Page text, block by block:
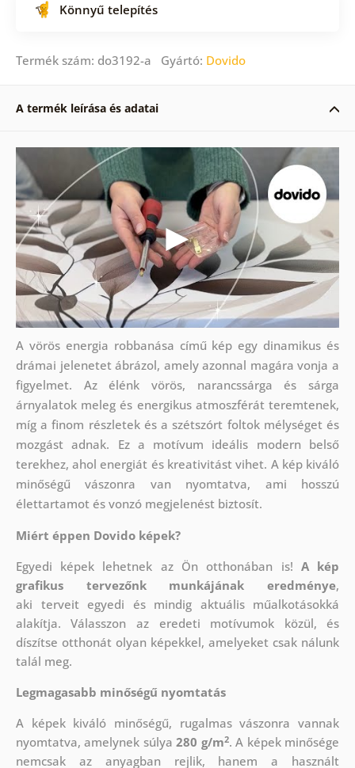
Könnyű telepítés
Termék szám: do3192-a Gyártó: Dovido
A termék leírása és adatai
A vörös energia robbanása című kép egy dinamikus és
drámai jelenetet ábrázol, amely azonnal magára vonja a
figyelmet. Az élénk vörös, narancssárga és sárga
árnyalatok meleg és energikus atmoszférát teremtenek,
míg a finom részletek és a szétszórt foltok mélységet és
mozgást adnak. Ez a motívum ideális modern belső
terekhez, ahol energiát és kreativitást vihet. A kép kiváló
minőségű vászonra van nyomtatva, ami hosszú
élettartamot és vonzó megjelenést biztosít.
Miért éppen Dovido képek?
Egyedi képek lehetnek az Ön otthonában is! A kép
grafikus tervezőnk munkájának eredménye,
aki terveit egyedi és mindig aktuális műalkotásokká
alakítja. Válasszon az eredeti motívumok közül, és
díszítse otthonát olyan képekkel, amelyeket csak nálunk
talál meg.
Legmagasabb minőségű nyomtatás
A képek kiváló minőségű, rugalmas vászonra vannak
nyomtatva, amelynek súlya280 g/m2. A képek minősége
nemcsak az anyagban rejlik, hanem a használt